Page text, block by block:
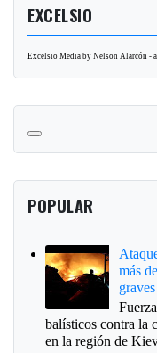
EXCELSIO
Excelsio Media by Nelson Alarcón -
POPULAR
más
balísticos contra la
en la región de